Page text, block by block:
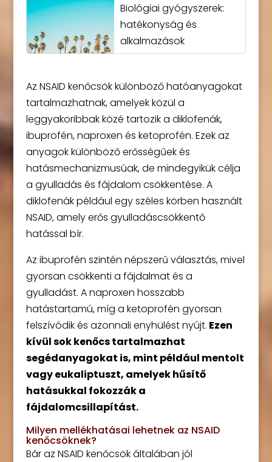
Biológiai gyógyszerek:
hatékonyság és
alkalmazások
Az NSAID kenőcsök különböző hatóanyagokat
tartalmazhatnak, amelyek közül a
leggyakoribbak közé tartozik a diklofenák,
ibuprofén, naproxen és ketoprofén. Ezek az
anyagok különböző erősségűek és
hatásmechanizmusúak, de mindegyikük célja
a gyulladás és fájdalom csökkentése. A
diklofenák például egy széles körben használt
NSAID, amely erős gyulladáscsökkentő
hatással bír.
Az ibuprofén szintén népszerű választás, mivel
gyorsan csökkenti a fájdalmat és a
gyulladást. A naproxen hosszabb
hatástartamú, míg a ketoprofén gyorsan
felszívódik és azonnali enyhülést nyújt. Ezen
kívül sok kenőcs tartalmazhat
segédanyagokat is, mint például mentolt
vagy eukaliptuszt, amelyek hűsítő
hatásukkal fokozzák a
fájdalomcsillapítást.
Milyen mellékhatásai lehetnek az NSAID
kenőcsöknek?
Bár az NSAID kenőcsök általában jól